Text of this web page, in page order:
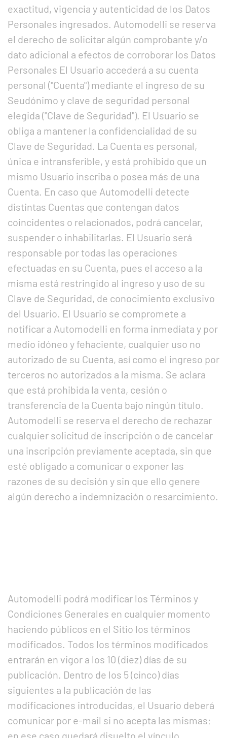
exactitud, vigencia y autenticidad de los Datos
Personales ingresados. Automodelli se reserva
el derecho de solicitar algún comprobante y/o
dato adicional a efectos de corroborar los Datos
Personales El Usuario accederá a su cuenta
personal ("Cuenta") mediante el ingreso de su
Seudónimo y clave de seguridad personal
elegida ("Clave de Seguridad"). El Usuario se
obliga a mantener la confidencialidad de su
Clave de Seguridad. La Cuenta es personal,
única e intransferible, y está prohibido que un
mismo Usuario inscriba o posea más de una
Cuenta. En caso que Automodelli detecte
distintas Cuentas que contengan datos
coincidentes o relacionados, podrá cancelar,
suspender o inhabilitarlas. El Usuario será
responsable por todas las operaciones
efectuadas en su Cuenta, pues el acceso a la
misma está restringido al ingreso y uso de su
Clave de Seguridad, de conocimiento exclusivo
del Usuario. El Usuario se compromete a
notificar a Automodelli en forma inmediata y por
medio idóneo y fehaciente, cualquier uso no
autorizado de su Cuenta, así como el ingreso por
terceros no autorizados a la misma. Se aclara
que está prohibida la venta, cesión o
transferencia de la Cuenta bajo ningún título.
Automodelli se reserva el derecho de rechazar
cualquier solicitud de inscripción o de cancelar
una inscripción previamente aceptada, sin que
esté obligado a comunicar o exponer las
razones de su decisión y sin que ello genere
algún derecho a indemnización o resarcimiento.
Automodelli podrá modificar los Términos y
Condiciones Generales en cualquier momento
haciendo públicos en el Sitio los términos
modificados. Todos los términos modificados
entrarán en vigor a los 10 (diez) días de su
publicación. Dentro de los 5 (cinco) días
siguientes a la publicación de las
modificaciones introducidas, el Usuario deberá
comunicar por e-mail si no acepta las mismas;
en ese caso quedará disuelto el vínculo